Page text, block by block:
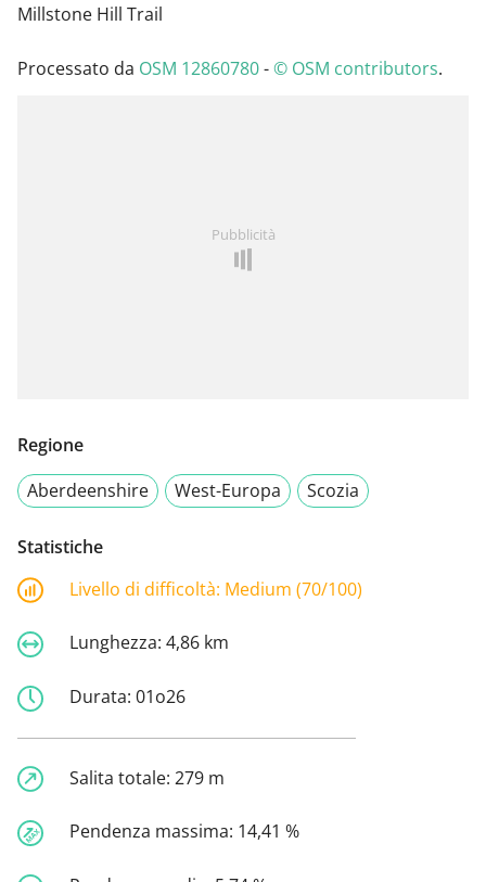
Millstone Hill Trail
Processato da OSM 12860780-© OSM contributors.
Pubblicità
Regione
Aberdeenshire
West-Europa Scozia
Statistiche
Livello di difficoltà: Medium (70/100)
Lunghezza: 4,86 km
Durata: 01o26
Salita totale: 279 m
Pendenza massima: 14,41 %